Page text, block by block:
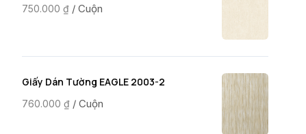
750.000 ₫ / Cuộn
Giấy Dán Tường EAGLE 2003-2
760.000 ₫ / Cuộn